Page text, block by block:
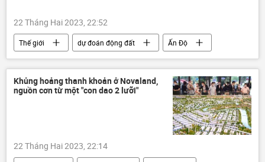
22 Tháng Hai 2023, 22:52
Thế giới dự đoán động đất
Ấn Độ
Himalaya
Khủng hoảng thanh khoản ở Novaland,
nguồn cơn từ một "con dao 2 lưỡi"
22 Tháng Hai 2023, 22:14